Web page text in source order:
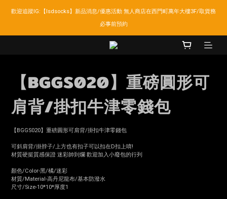
歡迎追蹤IG:【lsdsocks】新品消息/優惠活動 無人商店在西門町萬年大樓3F/取貨務
必事前預約
【BGGS020】重磅圓形可
肩背/掛扣牛津零錢包
【BGGS020】重磅圓形可肩背/掛扣牛津零錢包
可斜肩背/掛脖子/上方也有扣子可以扣在D扣上唷!
材質硬挺質感保證 迷彩帥到爛 歡迎加入小廢包的行列
顏色/Color-黑/橘/迷彩
材質/Material-高丹尼龍布/基本防潑水
尺寸/Size-10*10*厚度1